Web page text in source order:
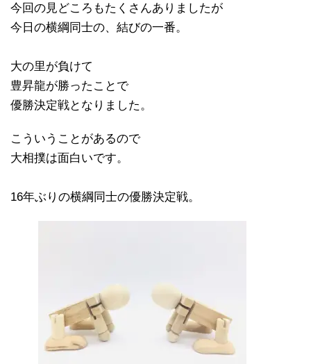
今回の見どころもたくさんありましたが
今日の横綱同士の、結びの一番。
大の里が負けて
豊昇龍が勝ったことで
優勝決定戦となりました。
こういうことがあるので
大相撲は面白いです。
16年ぶりの横綱同士の優勝決定戦。